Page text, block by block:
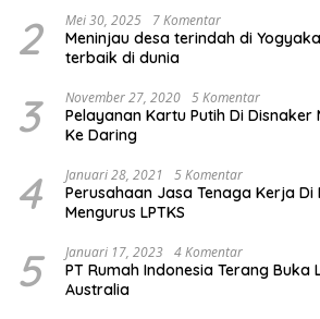
2 Mei 30, 2025 7 Komentar
Meninjau desa terindah di
terbaik di dunia
3 November 27, 2020 5 Komentar
Pelayanan Kartu Putih Di Disnaker
Ke Daring
4 Januari 28, 2021 5 Komentar
Perusahaan Jasa Tenaga Kerja Di
Mengurus LPTKS
5 Januari 17, 2023 4 Komentar
PT Rumah Indonesia Terang Buka
Australia